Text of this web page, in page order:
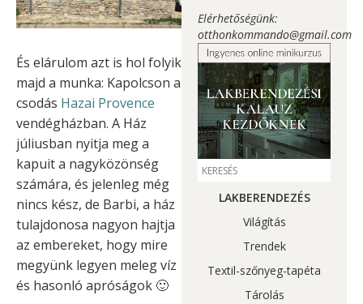
És elárulom azt is hol folyik
majd a munka: Kapolcson a
csodás Hazai Provence
vendégházban. A Ház
júliusban nyitja meg a
kapuit a nagyközönség
számára, és jelenleg még
nincs kész, de Barbi, a ház
tulajdonosa nagyon hajtja
az embereket, hogy mire
megyünk legyen meleg víz
és hasonló apróságok 🙂
Elérhetőségünk:
otthonkommando@gmail.com
LAKBERENDEZÉS
Világítás
Trendek
Textil-szőnyeg-tapéta
Tárolás